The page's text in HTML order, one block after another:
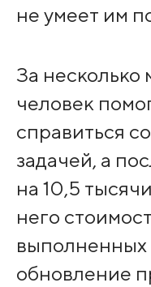
не умеет им
За несколько
человек
справиться
задачей, а
на 10,5
него
выполненных
обновление